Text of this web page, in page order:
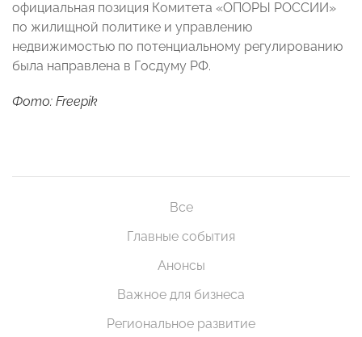
официальная позиция Комитета «ОПОРЫ РОССИИ»
по жилищной политике и управлению
недвижимостью по потенциальному регулированию
была направлена в Госдуму РФ.
Фото: Freepik
Все
Главные события
Анонсы
Важное для бизнеса
Региональное развитие